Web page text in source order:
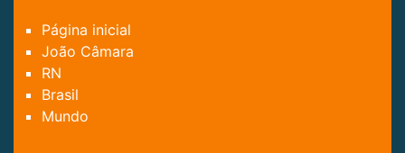
Página inicial
João Câmara
RN
Brasil
Mundo